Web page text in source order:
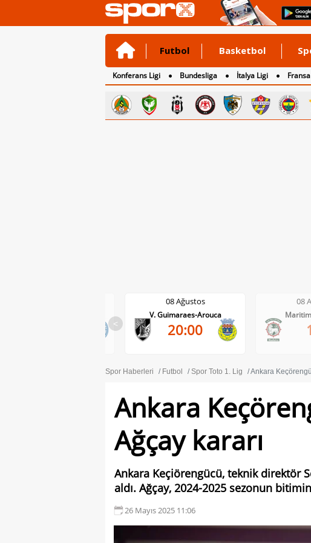
Futbol Basketbol
Konferans Ligi Bundesliga İtalya Ligi
2. Lig
3. Lig
<
08 Ağustos
Maritimo-Casa Pia
1-0
Spor Haberleri Futbol Spor Toto 1. Lig Ankara
Ankara
Ağçay kararı
Ankara Keçiörengücü, teknik direktör
aldı. Ağçay, 2024-2025 sezonun
26 Mayıs 2025 11:06